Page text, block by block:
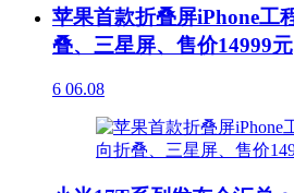
苹果首款折叠屏iPhone工
叠、三星屏、售价14999元
6 06.08